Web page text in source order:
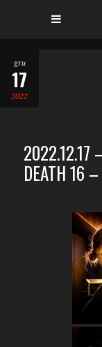
gru
17
2022
2022.12.17
DEATH 16